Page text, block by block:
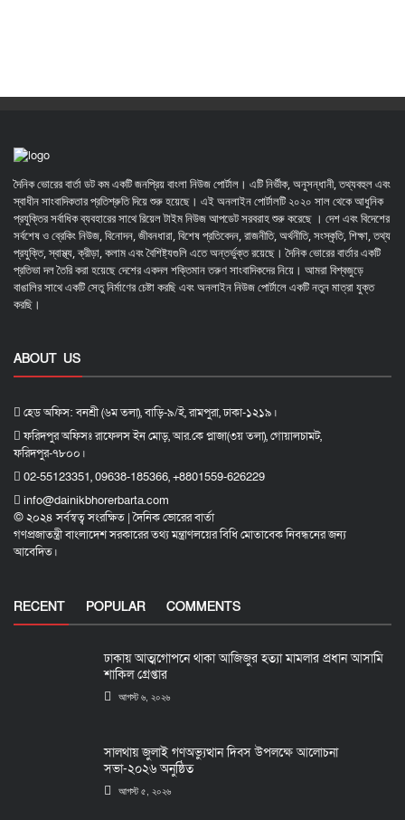
দৈনিক ভোরের বার্তা ডট কম একটি জনপ্রিয় বাংলা নিউজ পোর্টাল। এটি নির্ভীক, অনুসন্ধানী, তথ্যবহুল এবং
স্বাধীন সাংবাদিকতার প্রতিশ্রুতি দিয়ে শুরু হয়েছে। এই অনলাইন পোর্টালটি ২০২০ সাল থেকে আধুনিক
প্রযুক্তির সর্বাধিক ব্যবহারের সাথে রিয়েল টাইম নিউজ আপডেট সরবরাহ শুরু করেছে । দেশ এবং বিদেশের
সর্বশেষ ও ব্রেকিং নিউজ, বিনোদন, জীবনধারা, বিশেষ প্রতিবেদন, রাজনীতি, অর্থনীতি, সংস্কৃতি, শিক্ষা, তথ্য
প্রযুক্তি, স্বাস্থ্য, ক্রীড়া, কলাম এবং বৈশিষ্ট্যগুলি এতে অন্তর্ভুক্ত রয়েছে। দৈনিক ভোরের বার্তার একটি
প্রতিভা দল তৈরি করা হয়েছে দেশের একদল শক্তিমান তরুণ সাংবাদিকদের নিয়ে। আমরা বিশ্বজুড়ে
বাঙালির সাথে একটি সেতু নির্মাণের চেষ্টা করছি এবং অনলাইন নিউজ পোর্টালে একটি নতুন মাত্রা যুক্ত
করছি।
ABOUT US
হেড অফিস: বনশ্রী (৬ম তলা), বাড়ি-৯/ই, রামপুরা, ঢাকা-১২১৯।
ফরিদপুর অফিসঃ রাফেলস ইন মোড়, আর.কে প্লাজা(৩য় তলা), গোয়ালচামট,
ফরিদপুর-৭৮০০।
02-55123351, 09638-185366, +8801559-626229
info@dainikbhorerbarta.com
© ২০২৪ সর্বস্বত্ব সংরক্ষিত | দৈনিক ভোরের বার্তা
গণপ্রজাতন্ত্রী বাংলাদেশ সরকারের তথ্য মন্ত্রাণলয়ের বিধি মোতাবেক নিবন্ধনের জন্য
আবেদিত।
RECENT POPULAR COMMENTS
ঢাকায় আত্মগোপনে থাকা আজিজুর হত্যা মামলার প্রধান আসামি
শাকিল গ্রেপ্তার
আগস্ট ৬, ২০২৬
সালথায় জুলাই গণঅভ্যুত্থান দিবস উপলক্ষে আলোচনা
সভা-২০২৬ অনুষ্ঠিত
আগস্ট ৫, ২০২৬